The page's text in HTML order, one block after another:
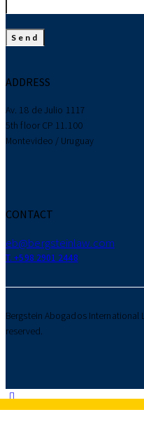
ADDRESS
Av. 18 de Julio 1117
5th floor CP 11.100
Montevideo / Uruguay
CONTACT
eb@bergsteinlaw.com
T. +598 2901 2448
Bergstein Abogados International
reserved.